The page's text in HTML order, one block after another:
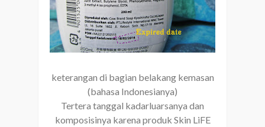
keterangan di bagian belakang kemasan
(bahasa Indonesianya)
Tertera tanggal kadarluarsanya dan
komposisinya karena produk Skin LiFE